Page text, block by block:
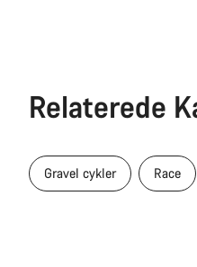
Relaterede
Gravel cykler Race